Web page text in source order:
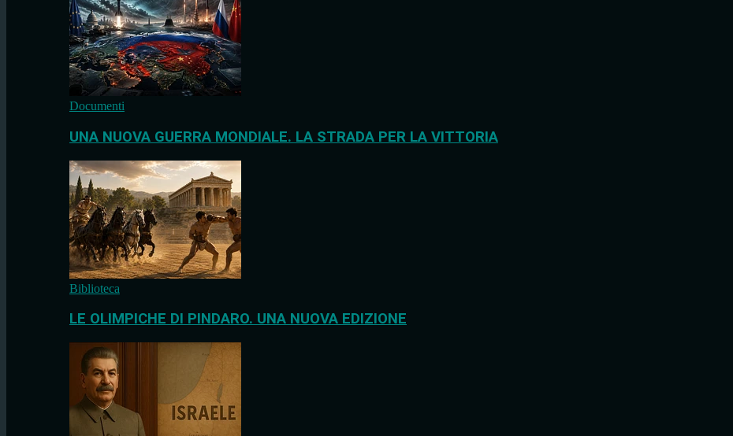
Documenti
UNA NUOVA GUERRA MONDIALE. LA STRADA PER LA VITTORIA
Biblioteca
LE OLIMPICHE DI PINDARO. UNA NUOVA EDIZIONE